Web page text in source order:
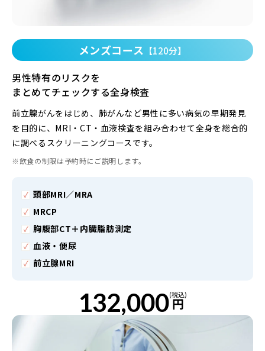
メンズコース 【120分】
男性特有のリスクを
まとめてチェックする全身検査
前立腺がんをはじめ、肺がんなど男性に多い病気の早期発見
を目的に、MRI・CT・血液検査を組み合わせて全身を総合的
に調べるスクリーニングコースです。
※飲食の制限は予約時にご説明します。
頭部MRI／MRA
MRCP
胸腹部CT＋内臓脂肪測定
血液・便尿
前立腺MRI
132,000(税込)
円